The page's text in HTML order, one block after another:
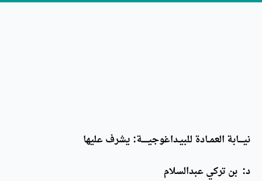
نيــــابة العمــادة للبيـداغوجيـــــة: يشرف عليها
د: بن تركي عبدالسلام